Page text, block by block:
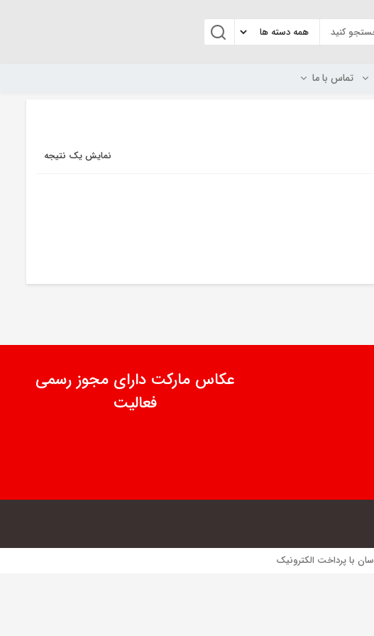
تماس با ما
نمایش یک نتیجه
عکاس مارکت دارای مجوز رسمی
فعالیت